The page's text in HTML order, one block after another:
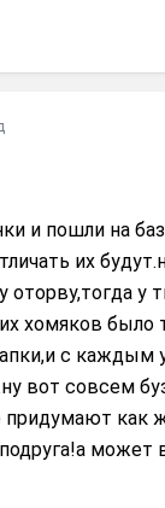
и пошли на
их
оторву,тогда у
хомяков было
с каждым
вот совсем
как
может